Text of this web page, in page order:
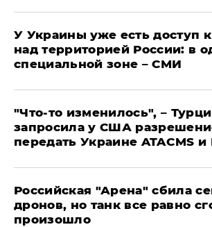
У Украины уже есть доступ
над территорией России: в
специальной зоне – СМИ
​"Что-то изменилось", –
запросила у США
передать Украине ATACMS и
​Российская "Арена" сбила
дронов, но танк все равно
произошло